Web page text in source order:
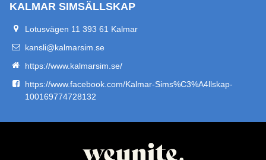
KALMAR SIMSÄLLSKAP
Lotusvägen 11 393 61 Kalmar
kansli@kalmarsim.se
https://www.kalmarsim.se/
https://www.facebook.com/Kalmar-Sims%C3%A4llskap-
100169774728132